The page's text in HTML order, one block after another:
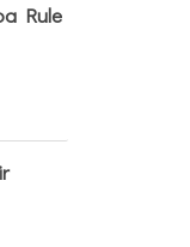
Rule